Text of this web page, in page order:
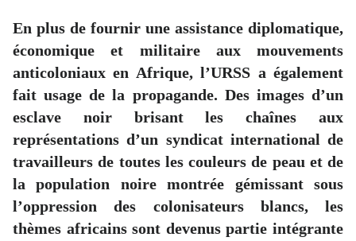
En plus de fournir une assistance diplomatique,
économique et militaire aux mouvements
anticoloniaux en Afrique, l’URSS a également
fait usage de la propagande. Des images d’un
esclave noir brisant les chaînes aux
représentations d’un syndicat international de
travailleurs de toutes les couleurs de peau et de
la population noire montrée gémissant sous
l’oppression des colonisateurs blancs, les
thèmes africains sont devenus partie intégrante